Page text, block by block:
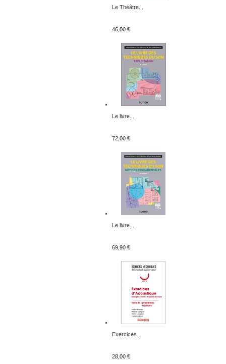
Le Théâtre...
46,00 €
Le livre...
72,00 €
Le livre...
69,90 €
Exercices...
28,00 €